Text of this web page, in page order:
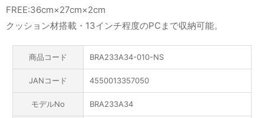
FREE:36cm×27cm×2cm
クッション材搭載・13インチ程度のPCまで収納可能。
商品コード BRA233A34-010-NS
JANコード 4550013357050
モデルNo BRA233A34